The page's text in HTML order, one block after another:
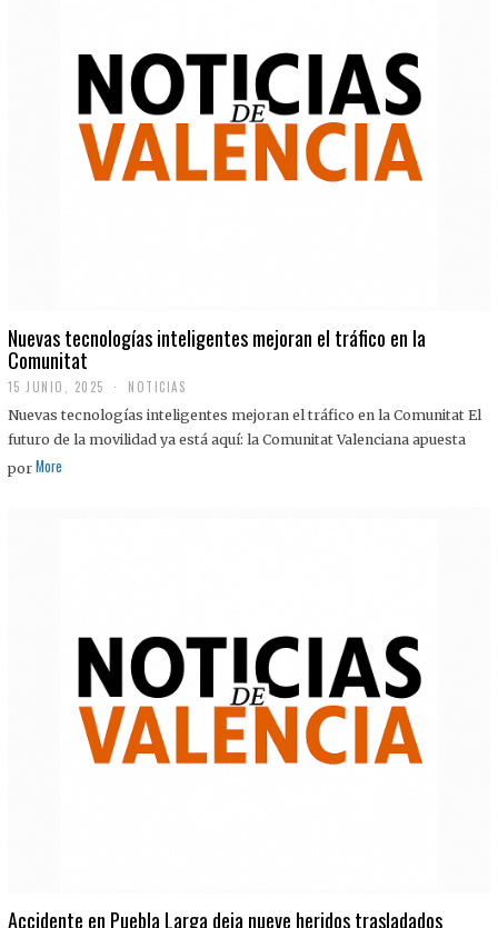
Nuevas tecnologías inteligentes mejoran el tráfico en la
Comunitat
15 JUNIO, 2025 NOTICIAS
Nuevas tecnologías inteligentes mejoran el tráfico en la Comunitat El
futuro de la movilidad ya está aquí: la Comunitat Valenciana apuesta
por More
Accidente en Puebla Larga deja nueve heridos trasladados